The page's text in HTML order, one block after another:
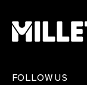
FOLLOW US